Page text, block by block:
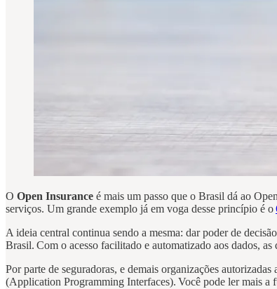
O Open Insurance é mais um passo que o Brasil dá ao
serviços. Um grande exemplo já em voga desse princípio é o
A ideia central continua sendo a mesma: dar poder de
Brasil. Com o acesso facilitado e automatizado aos dados,
Por parte de seguradoras, e demais organizações autorizadas
(Application Programming Interfaces). Você pode ler mais a